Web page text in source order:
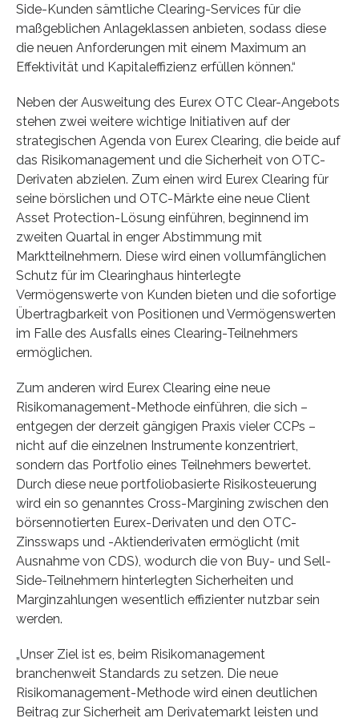
Side-Kunden sämtliche Clearing-Services für die
maßgeblichen Anlageklassen anbieten, sodass diese
die neuen Anforderungen mit einem Maximum an
Effektivität und Kapitaleffizienz erfüllen können.“
Neben der Ausweitung des Eurex OTC Clear-Angebots
stehen zwei weitere wichtige Initiativen auf der
strategischen Agenda von Eurex Clearing, die beide auf
das Risikomanagement und die Sicherheit von OTC-
Derivaten abzielen. Zum einen wird Eurex Clearing für
seine börslichen und OTC-Märkte eine neue Client
Asset Protection-Lösung einführen, beginnend im
zweiten Quartal in enger Abstimmung mit
Marktteilnehmern. Diese wird einen vollumfänglichen
Schutz für im Clearinghaus hinterlegte
Vermögenswerte von Kunden bieten und die sofortige
Übertragbarkeit von Positionen und Vermögenswerten
im Falle des Ausfalls eines Clearing-Teilnehmers
ermöglichen.
Zum anderen wird Eurex Clearing eine neue
Risikomanagement-Methode einführen, die sich –
entgegen der derzeit gängigen Praxis vieler CCPs –
nicht auf die einzelnen Instrumente konzentriert,
sondern das Portfolio eines Teilnehmers bewertet.
Durch diese neue portfoliobasierte Risikosteuerung
wird ein so genanntes Cross-Margining zwischen den
börsennotierten Eurex-Derivaten und den OTC-
Zinsswaps und -Aktienderivaten ermöglicht (mit
Ausnahme von CDS), wodurch die von Buy- und Sell-
Side-Teilnehmern hinterlegten Sicherheiten und
Marginzahlungen wesentlich effizienter nutzbar sein
werden.
„Unser Ziel ist es, beim Risikomanagement
branchenweit Standards zu setzen. Die neue
Risikomanagement-Methode wird einen deutlichen
Beitrag zur Sicherheit am Derivatemarkt leisten und